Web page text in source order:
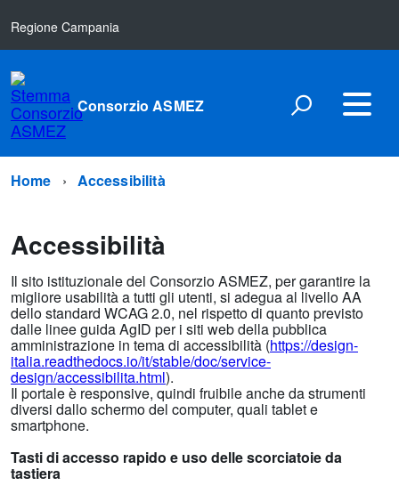
Regione Campania
Consorzio ASMEZ
Home Accessibilità
Accessibilità
Il sito istituzionale del Consorzio ASMEZ, per garantire la
migliore usabilità a tutti gli utenti, si adegua al livello AA
dello standard WCAG 2.0, nel rispetto di quanto previsto
dalle linee guida AgID per i siti web della pubblica
amministrazione in tema di accessibilità (https://design-
italia.readthedocs.io/it/stable/doc/service-
design/accessibilita.html).
Il portale è responsive, quindi fruibile anche da strumenti
diversi dallo schermo del computer, quali tablet e
smartphone.
Tasti di accesso rapido e uso delle scorciatoie da
tastiera